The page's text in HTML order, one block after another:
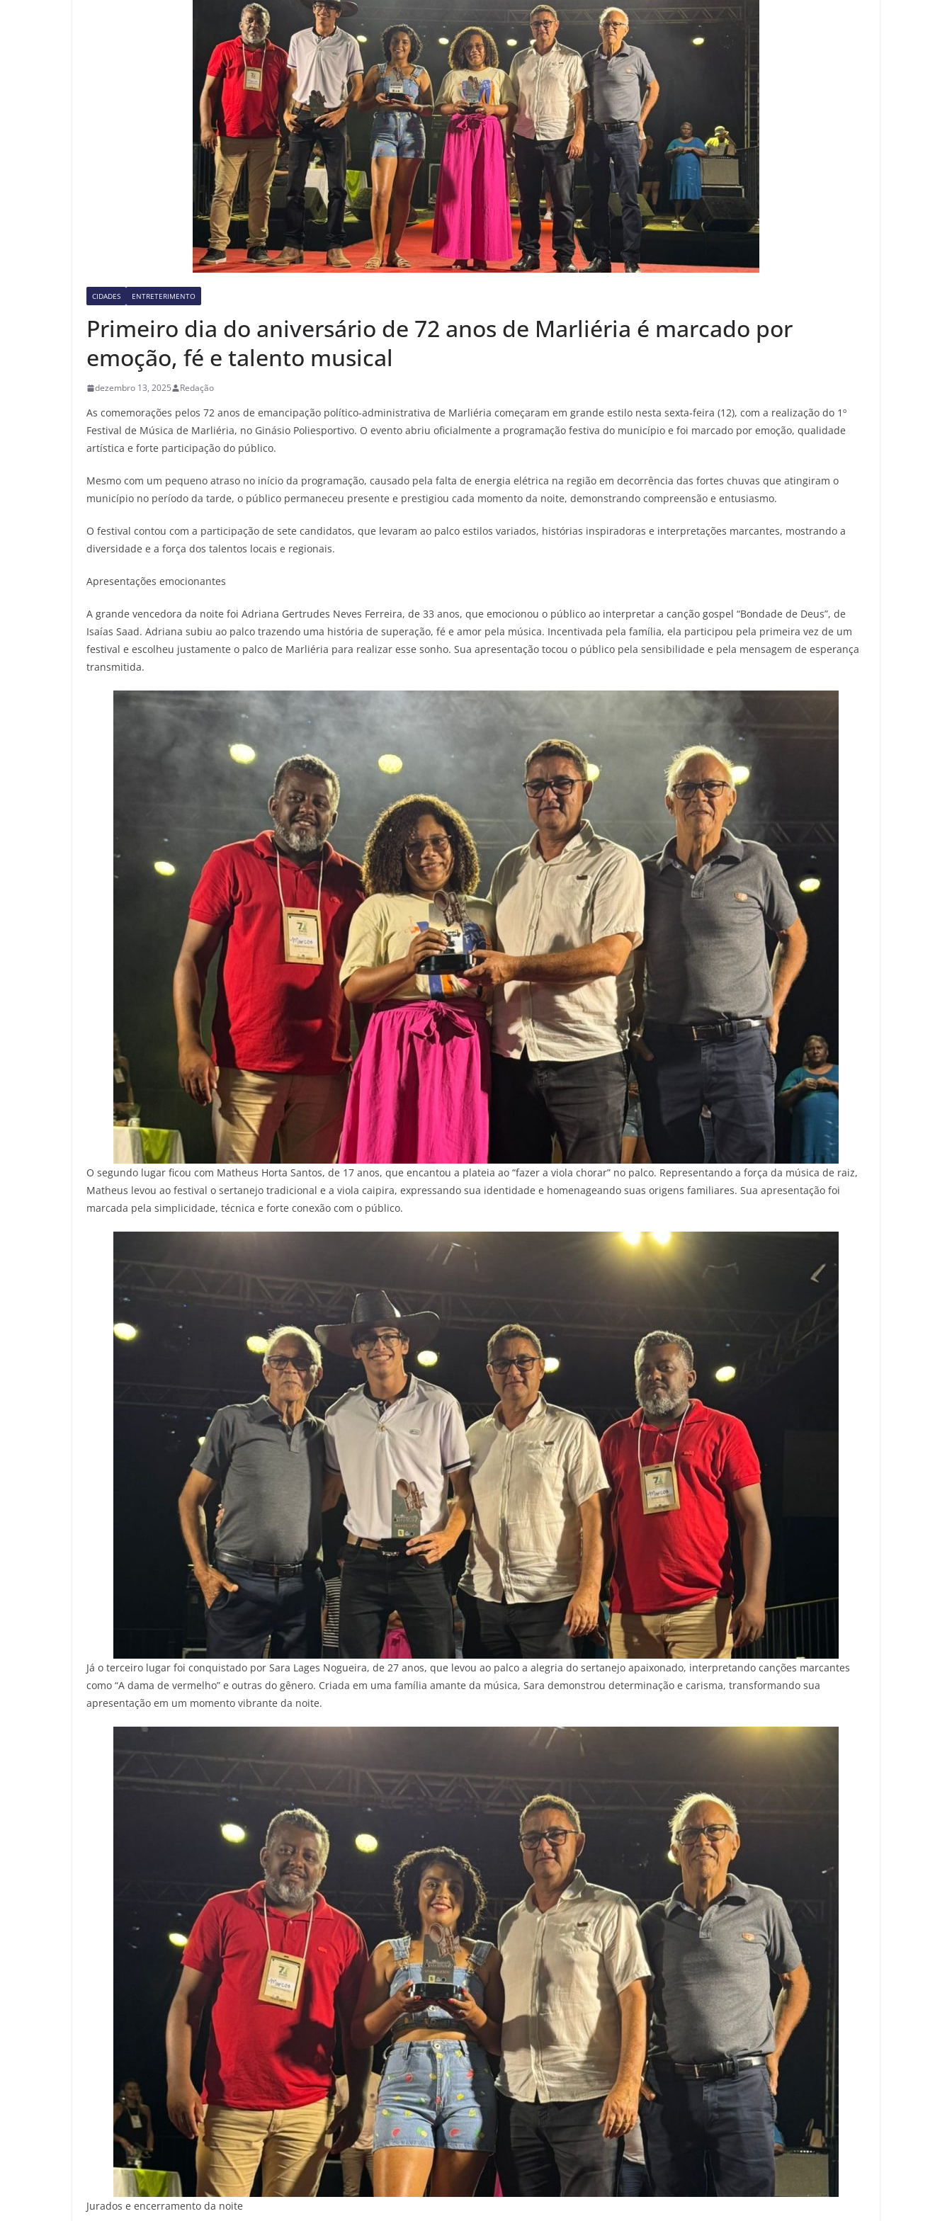
CIDADES ENTRETERIMENTO
Primeiro dia do aniversário de 72 anos de Marliéria é marcado por
emoção, fé e talento musical
dezembro 13, 2025 Redação
As comemorações pelos 72 anos de emancipação político-administrativa de Marliéria começaram em grande estilo nesta sexta-feira (12), com a realização do 1º
Festival de Música de Marliéria, no Ginásio Poliesportivo. O evento abriu oficialmente a programação festiva do município e foi marcado por emoção, qualidade
artística e forte participação do público.
Mesmo com um pequeno atraso no início da programação, causado pela falta de energia elétrica na região em decorrência das fortes chuvas que atingiram o
município no período da tarde, o público permaneceu presente e prestigiou cada momento da noite, demonstrando compreensão e entusiasmo.
O festival contou com a participação de sete candidatos, que levaram ao palco estilos variados, histórias inspiradoras e interpretações marcantes, mostrando a
diversidade e a força dos talentos locais e regionais.
Apresentações emocionantes
A grande vencedora da noite foi Adriana Gertrudes Neves Ferreira, de 33 anos, que emocionou o público ao interpretar a canção gospel “Bondade de Deus”, de
Isaías Saad. Adriana subiu ao palco trazendo uma história de superação, fé e amor pela música. Incentivada pela família, ela participou pela primeira vez de um
festival e escolheu justamente o palco de Marliéria para realizar esse sonho. Sua apresentação tocou o público pela sensibilidade e pela mensagem de esperança
transmitida.
O segundo lugar ficou com Matheus Horta Santos, de 17 anos, que encantou a plateia ao “fazer a viola chorar” no palco. Representando a força da música de raiz,
Matheus levou ao festival o sertanejo tradicional e a viola caipira, expressando sua identidade e homenageando suas origens familiares. Sua apresentação foi
marcada pela simplicidade, técnica e forte conexão com o público.
Já o terceiro lugar foi conquistado por Sara Lages Nogueira, de 27 anos, que levou ao palco a alegria do sertanejo apaixonado, interpretando canções marcantes
como “A dama de vermelho” e outras do gênero. Criada em uma família amante da música, Sara demonstrou determinação e carisma, transformando sua
apresentação em um momento vibrante da noite.
Jurados e encerramento da noite